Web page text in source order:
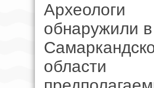
Археологи
обнаружили в
области